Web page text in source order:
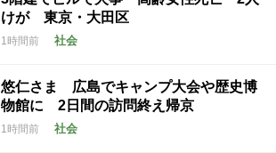
けが 東京・大田区
1時間前 社会
悠仁さま 広島でキャンプ大会や歴史博
物館に 2日間の訪問終え帰京
1時間前 社会